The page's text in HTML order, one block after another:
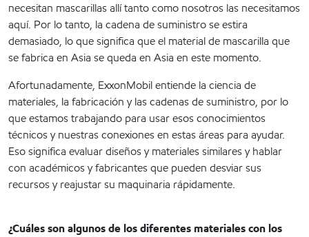
necesitan mascarillas allí tanto como nosotros las necesitamos
aquí. Por lo tanto, la cadena de suministro se estira
demasiado, lo que significa que el material de mascarilla que
se fabrica en Asia se queda en Asia en este momento.
Afortunadamente, ExxonMobil entiende la ciencia de
materiales, la fabricación y las cadenas de suministro, por lo
que estamos trabajando para usar esos conocimientos
técnicos y nuestras conexiones en estas áreas para ayudar.
Eso significa evaluar diseños y materiales similares y hablar
con académicos y fabricantes que pueden desviar sus
recursos y reajustar su maquinaria rápidamente.
¿Cuáles son algunos de los diferentes materiales con los